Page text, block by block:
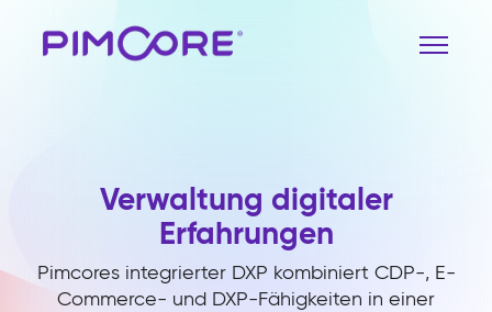
Verwaltung digitaler
Erfahrungen
Pimcores integrierter DXP kombiniert CDP-, E-
Commerce- und DXP-Fähigkeiten in einer